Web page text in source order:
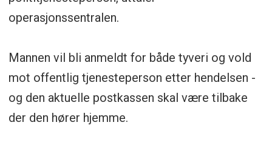
operasjonssentralen.
Mannen vil bli anmeldt for både tyveri og vold
mot offentlig tjenesteperson etter hendelsen -
og den aktuelle postkassen skal være tilbake
der den hører hjemme.